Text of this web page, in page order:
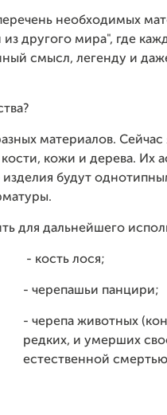
необходимых
из другого мира", где
смысл, легенду и
материалов.
кожи и дерева. Их
изделия будут
для дальнейшего
- кость лося;
- черепашьи панцири;
- черепа животных
редких, и умерших
естественной